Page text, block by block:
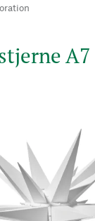
A7